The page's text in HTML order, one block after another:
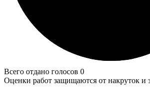
Всего отдано голосов 0
Оценки работ защищаются от накруток и